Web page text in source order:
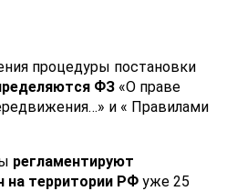
процедуры постановки
ФЗ «О праве
и « Правилами
регламентируют
на территории РФ уже 25